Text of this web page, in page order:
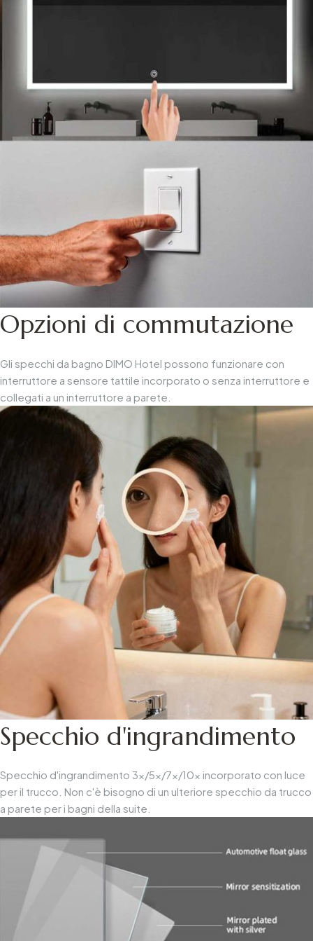
Opzioni di commutazione
Gli specchi da bagno DIMO Hotel possono funzionare con
interruttore a sensore tattile incorporato o senza interruttore e
collegati a un interruttore a parete.
Specchio d'ingrandimento
Specchio d'ingrandimento 3x/5x/7x/10x incorporato con luce
per il trucco. Non c'è bisogno di un ulteriore specchio da trucco
a parete per i bagni della suite.